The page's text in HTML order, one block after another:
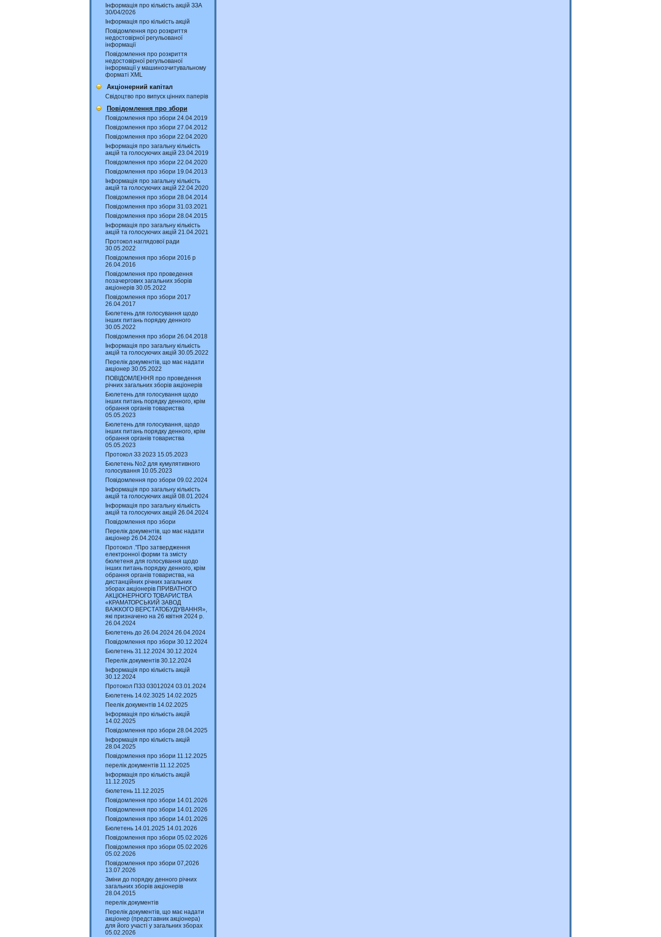
Інформація про кількість акцій ЗЗА
30/04/2026
Інформація про кількість акцій
Повідомлення про розкриття
недостовірної регульованої
інформації
Повідомлення про розкриття
недостовірної регульованої
інформації у машинозчитувальному
форматі XML
Акціонерний капітал
Свідоцтво про випуск цінних паперів
Повідомлення про збори
Повідомлення про збори 24.04.2019
Повідомлення про збори 27.04.2012
Повідомлення про збори 22.04.2020
Інформація про загальну кількість
акцій та голосуючих акцій 23.04.2019
Повідомлення про збори 22.04.2020
Повідомлення про збори 19.04.2013
Інформація про загальну кількість
акцій та голосуючих акцій 22.04.2020
Повідомлення про збори 28.04.2014
Повідомлення про збори 31.03.2021
Повідомлення про збори 28.04.2015
Інформація про загальну кількість
акцій та голосуючих акцій 21.04.2021
Протокол наглядової ради
30.05.2022
Повідомлення про збори 2016 р
26.04.2016
Повідомлення про проведення
позачергових загальних зборів
акціонерів 30.05.2022
Повідомлення про збори 2017
26.04.2017
Бюлетень для голосування щодо
інших питань порядку денного
30.05.2022
Повідомлення про збори 26.04.2018
Інформація про загальну кількість
акцій та голосуючих акцій 30.05.2022
Перелік документів, що має надати
акціонер 30.05.2022
ПОВІДОМЛЕННЯ про проведення
річних загальних зборів акціонерів
Бюлетень для голосування щодо
інших питань порядку денного, крім
обрання органів товариства
05.05.2023
Бюлетень для голосування, щодо
інших питань порядку денного, крім
обрання органів товариства
05.05.2023
Протокол ЗЗ 2023 15.05.2023
Бюлетень No2 для кумулятивного
голосування 10.05.2023
Повідомлення про збори 09.02.2024
Інформація про загальну кількість
акцій та голосуючих акцій 08.01.2024
Інформація про загальну кількість
акцій та голосуючих акцій 26.04.2024
Повідомлення про збори
Перелік документів, що має надати
акціонер 26.04.2024
Протокол ."Про затвердження
електронної форми та змісту
бюлетеня для голосування щодо
інших питань порядку денного, крім
обрання органів товариства, на
дистанційних річних загальних
зборах акціонерів ПРИВАТНОГО
АКЦІОНЕРНОГО ТОВАРИСТВА
«КРАМАТОРСЬКИЙ ЗАВОД
ВАЖКОГО ВЕРСТАТОБУДУВАННЯ»,
які призначено на 26 квітня 2024 р.
26.04.2024
Бюлетень до 26.04.2024 26.04.2024
Повідомлення про збори 30.12.2024
Бюлетень 31.12.2024 30.12.2024
Перелік документів 30.12.2024
Інформація про кількість акцій
30.12.2024
Протокол ПЗЗ 03012024 03.01.2024
Бюлетень 14.02.3025 14.02.2025
Пеелік документів 14.02.2025
Інформація про кількість акцій
14.02.2025
Повідомлення про збори 28.04.2025
Інформація про кількість акцій
28.04.2025
Повідомлення про збори 11.12.2025
перелік документів 11.12.2025
Інформація про кількість акцій
11.12.2025
бюлетень 11.12.2025
Повідомлення про збори 14.01.2026
Повідомлення про збори 14.01.2026
Повідомлення про збори 14.01.2026
Бюлетень 14.01.2025 14.01.2026
Повідомлення про збори 05.02.2026
Повідомлення про збори 05.02.2026
05.02.2026
Повідомлення про збори 07,2026
13.07.2026
Зміни до порядку денного річних
загальних зборів акціонерів
28.04.2015
перелік документів
Перелік документів, що має надати
акціонер (представник акціонера)
для його участі у загальних зборах
05.02.2026